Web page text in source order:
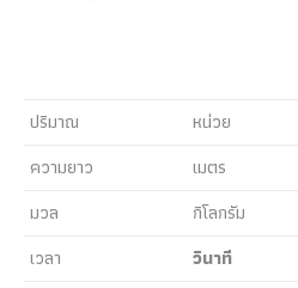
ปริมาณ หน่วย
ความยาว
เมตร
มวล
กิโลกรัม
เวลา
วินาที